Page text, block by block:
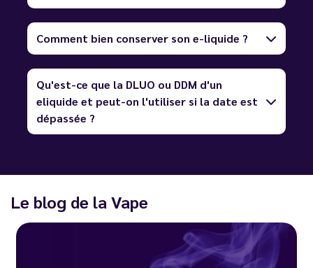
Comment bien conserver son e-liquide ?
Qu'est-ce que la DLUO ou DDM d'un
eliquide et peut-on l'utiliser si la date est
dépassée ?
Le blog de la Vape